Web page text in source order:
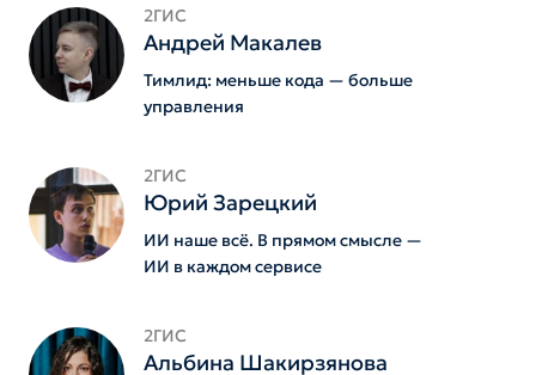
2ГИС
Андрей Макалев
Тимлид: меньше кода — больше
управления
2ГИС
Юрий Зарецкий
ИИ наше всё. В прямом смысле —
ИИ в каждом сервисе
2ГИС
Альбина Шакирзянова